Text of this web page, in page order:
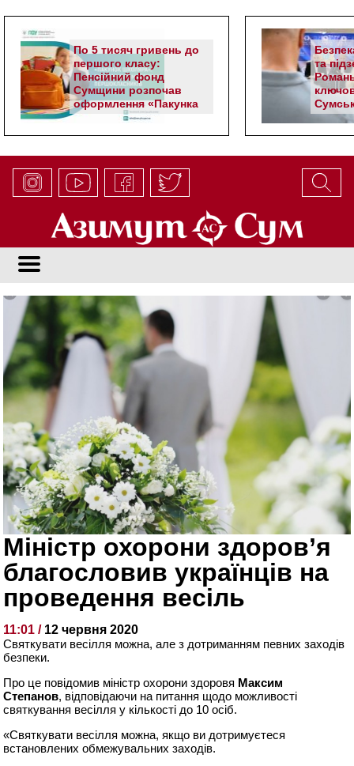
По 5 тисяч гривень до
першого класу:
Пенсійний фонд
Сумщини розпочав
оформлення «Пакунка
школяра»
та
Міністр охорони здоров’я
благословив українців на
проведення весіль
11:01 / 12 червня 2020
Святкувати весілля можна, але з дотриманням певних заходів
безпеки.
Про це повідомив міністр охорони здоровя Максим
Степанов, відповідаючи на питання щодо можливості
святкування весілля у кількості до 10 осіб.
«Святкувати весілля можна, якщо ви дотримуєтеся
встановлених обмежувальних заходів.